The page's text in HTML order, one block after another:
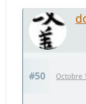
#50 Octobre